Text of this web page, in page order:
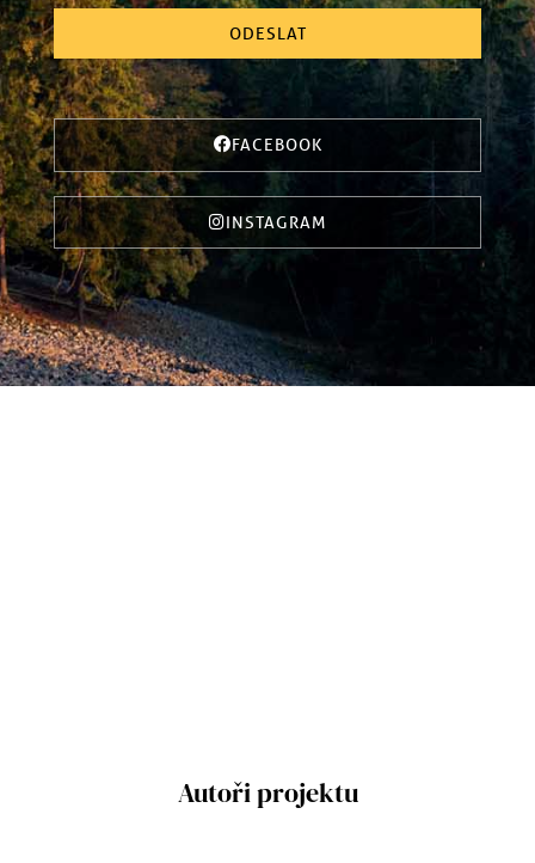
ODESLAT
FACEBOOK
INSTAGRAM
Autoři projektu